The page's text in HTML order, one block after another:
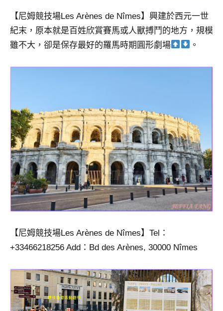
【尼姆競技場Les Arènes de Nîmes】興建於西元一世
紀末，原本就是百姓欣賞賽馬或人獸搏鬥的地方，規模
雖不大，卻是保存最好的羅馬時期圓形劇場
。
【尼姆競技場Les Arènes de Nîmes】Tel：
+33466218256 Add：Bd des Arènes, 30000 Nîmes